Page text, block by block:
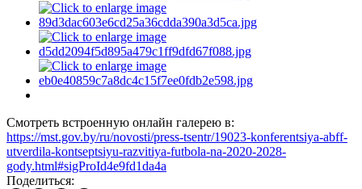
Смотреть встроенную онлайн галерею в:
https://mst.gov.by/ru/novosti/press-tsentr/19023-konferentsiya-abff-
utverdila-kontseptsiyu-razvitiya-futbola-na-2020-2028-
gody.html#sigProId4e9fd1da4a
Поделиться: